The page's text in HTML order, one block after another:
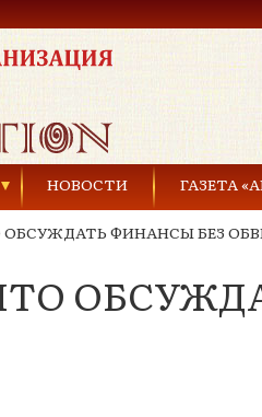
НОВОСТИ ГАЗЕТА
Газеты за
Газеты за
ФИНАНСЫ БЕЗ